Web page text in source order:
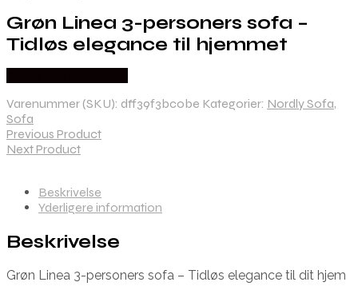
Grøn Linea 3-personers sofa –
Tidløs elegance til hjemmet
Varenummer (SKU): dff39f3bc0be Kategorier: Nordly Sofa,
Sofa
Previous Product
Next Product
Beskrivelse
Yderligere information
Beskrivelse
Grøn Linea 3-personers sofa – Tidløs elegance til dit hjem